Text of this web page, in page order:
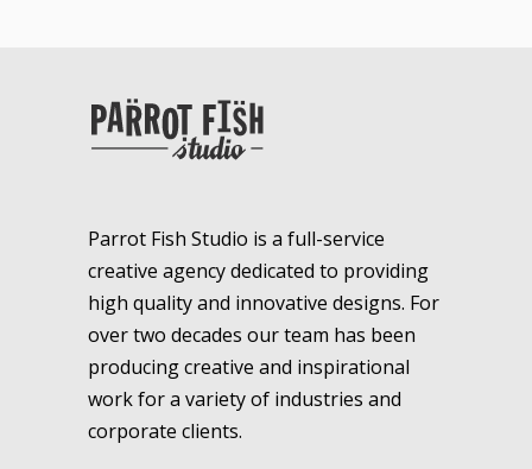
Parrot Fish Studio is a full-service
creative agency dedicated to providing
high quality and innovative designs. For
over two decades our team has been
producing creative and inspirational
work for a variety of industries and
corporate clients.